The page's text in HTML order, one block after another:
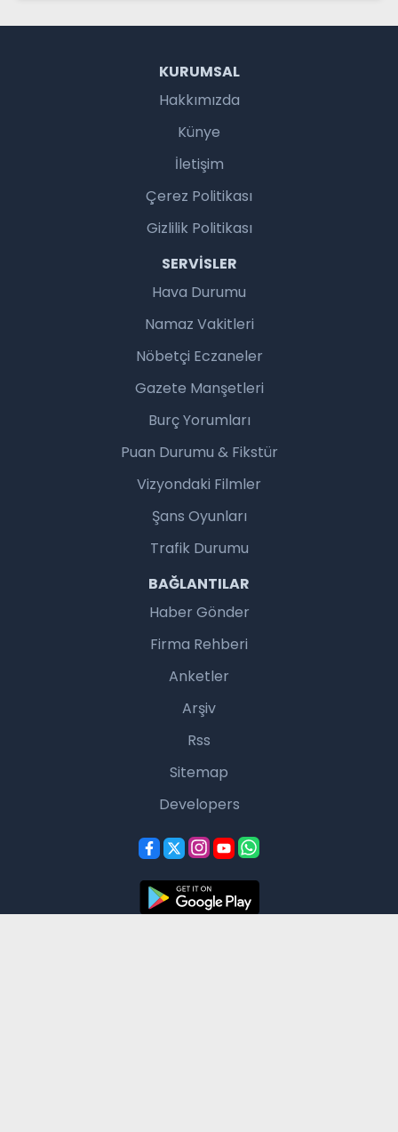
KURUMSAL
Hakkımızda
Künye
İletişim
Çerez Politikası
Gizlilik Politikası
SERVISLER
Hava Durumu
Namaz Vakitleri
Nöbetçi Eczaneler
Gazete Manşetleri
Burç Yorumları
Puan Durumu & Fikstür
Vizyondaki Filmler
Şans Oyunları
Trafik Durumu
BAĞLANTILAR
Haber Gönder
Firma Rehberi
Anketler
Arşiv
Rss
Sitemap
Developers